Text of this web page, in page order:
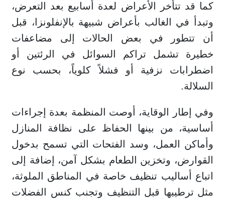
كما قد تتأخر الأعراض لعدة أسابيع بعد التعرض،
وتبدأ في الغالب بأعراض شبيهة بالإنفلونزا، قبل
أن تتطور في بعض الحالات إلى مضاعفات
خطيرة تشمل تراكم السوائل في الرئتين أو
اضطرابات نزفية أو فشلاً كلوياً، بحسب نوع
السلالة.
وفي إطار الوقاية، أوصت المنظمة بعدة إجراءات
أساسية، من بينها الحفاظ على نظافة المنازل
وأماكن العمل، وسد الفتحات التي تسمح بدخول
القوارض، وتخزين الطعام بشكل آمن، إضافة إلى
اتباع أساليب تنظيف خاصة في المناطق الملوثة،
مثل ترطيبها قبل التنظيف وتجنب كنس الفضلات